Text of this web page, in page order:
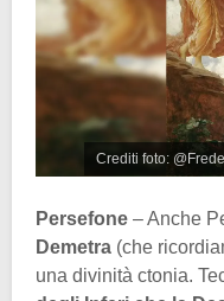
Crediti foto:
Persefone – Anche
Demetra (che
una divinità ctonia.